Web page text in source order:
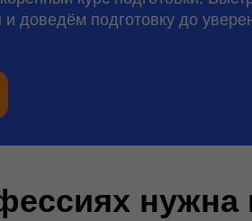
доведём подготовку до
нужна